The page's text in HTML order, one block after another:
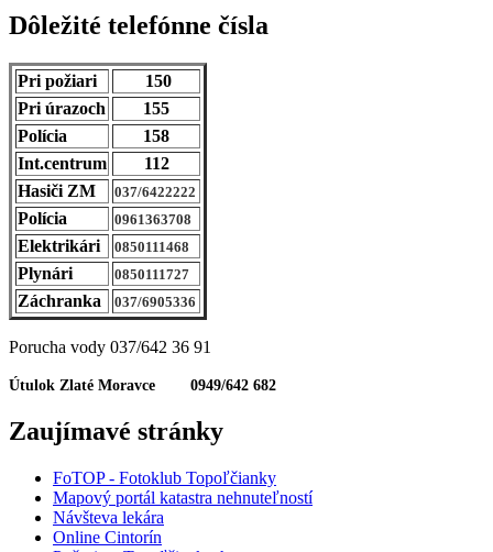
Dôležité telefónne čísla
Pri požiari
150
Pri úrazoch
155
Polícia
158
Int.centrum
112
Hasiči ZM
037/6422222
Polícia 0961363708
Elektrikári 0850111468
Plynári 0850111727
Záchranka 037/6905336
Porucha vody 037/642 36 91
Útulok Zlaté Moravce 0949/642 682
Zaujímavé stránky
FoTOP - Fotoklub Topoľčianky
Mapový portál katastra nehnuteľností
Návšteva lekára
Online Cintorín